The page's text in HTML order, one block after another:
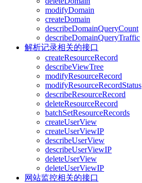
modifyDomain
createDomain
describeDomainQueryCount
describeDomainQueryTraffic
解析记录相关的接口
createResourceRecord
describeViewTree
modifyResourceRecord
modifyResourceRecordStatus
describeResourceRecord
deleteResourceRecord
batchSetResourceRecords
createUserView
createUserViewIP
describeUserView
describeUserViewIP
deleteUserView
deleteUserViewIP
网站监控相关的接口